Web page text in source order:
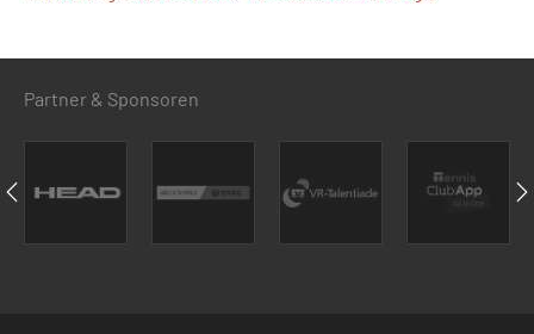
Partner & Sponsoren